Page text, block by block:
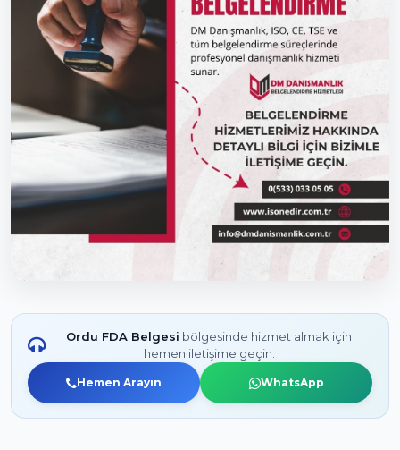
Ordu FDA Belgesi bölgesinde hizmet almak için
hemen iletişime geçin.
Hemen Arayın WhatsApp